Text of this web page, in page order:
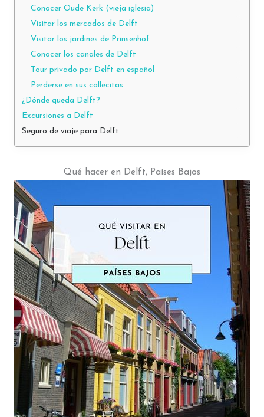
Conocer Oude Kerk (vieja iglesia)
Visitar los mercados de Delft
Visitar los jardines de Prinsenhof
Conocer los canales de Delft
Tour privado por Delft en español
Perderse en sus callecitas
¿Dónde queda Delft?
Excursiones a Delft
Seguro de viaje para Delft
Qué hacer en Delft, Países Bajos